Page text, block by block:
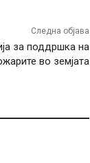
Следна објава
за поддршка на
во земјата